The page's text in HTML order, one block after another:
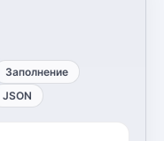
Заполнение
JSON